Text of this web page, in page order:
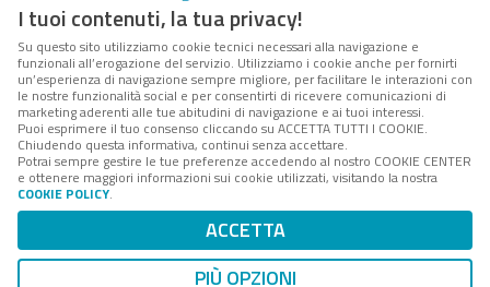
Forumpa.itè una pubblicazione telematica iscritta
presso Registro della stampa del Tribunale di Roma -
Reg. n. 182 del 2 maggio 2008 - Direttore resp. Michela
Stentella
FPA s.r.l. è società soggetta a Direzione e
Coordinamento da parte di Digital360 S.p.A. - FPA s.r.l.
è un'azienda certificata per il sistema di management
Codice Fiscale/Partita IVA n. 10693191008 - R.E.A. Roma
n. 1249791. ISP AWS
Mappa del sito
I tuoi contenuti, la tua privacy!
Su questo sito utilizziamo cookie tecnici necessari alla navigazione e
funzionali all’erogazione del servizio. Utilizziamo i cookie anche per fornirti
un’esperienza di navigazione sempre migliore, per facilitare le interazioni con
le nostre funzionalità social e per consentirti di ricevere comunicazioni di
marketing aderenti alle tue abitudini di navigazione e ai tuoi interessi.
Puoi esprimere il tuo consenso cliccando su ACCETTA TUTTI I COOKIE.
Chiudendo questa informativa, continui senza accettare.
Potrai sempre gestire le tue preferenze accedendo al nostro COOKIE CENTER
e ottenere maggiori informazioni sui cookie utilizzati, visitando la nostra
COOKIE POLICY.
ACCETTA
PIÙ OPZIONI